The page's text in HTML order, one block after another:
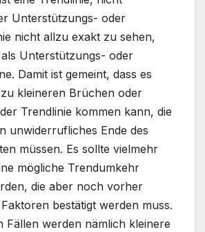
Unterstützungs- oder
nicht allzu exakt zu sehen,
Unterstützungs- oder
Damit ist gemeint, dass es
kleineren Brüchen oder
Trendlinie kommen kann, die
unwiderrufliches Ende des
müssen. Es sollte vielmehr
mögliche Trendumkehr
die aber noch vorher
bestätigt werden muss.
Fällen werden nämlich kleinere